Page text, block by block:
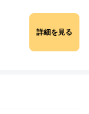
詳細を見る